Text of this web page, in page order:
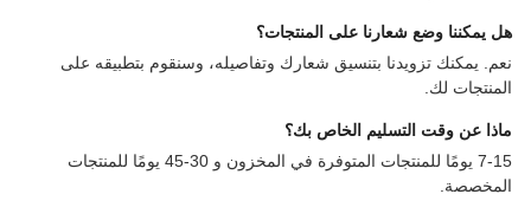
هل يمكننا وضع شعارنا على المنتجات؟
نعم. يمكنك تزويدنا بتنسيق شعارك وتفاصيله، وسنقوم بتطبيقه على
المنتجات لك.
ماذا عن وقت التسليم الخاص بك؟
7-15 يومًا للمنتجات المتوفرة في المخزون و 30-45 يومًا للمنتجات
المخصصة.